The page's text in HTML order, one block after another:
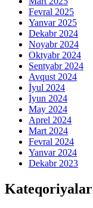
Fevral 2025
Yanvar 2025
Dekabr 2024
Noyabr 2024
Oktyabr 2024
Sentyabr 2024
Avqust 2024
İyul 2024
İyun 2024
May 2024
Aprel 2024
Mart 2024
Fevral 2024
Yanvar 2024
Dekabr 2023
Kateqoriyalar